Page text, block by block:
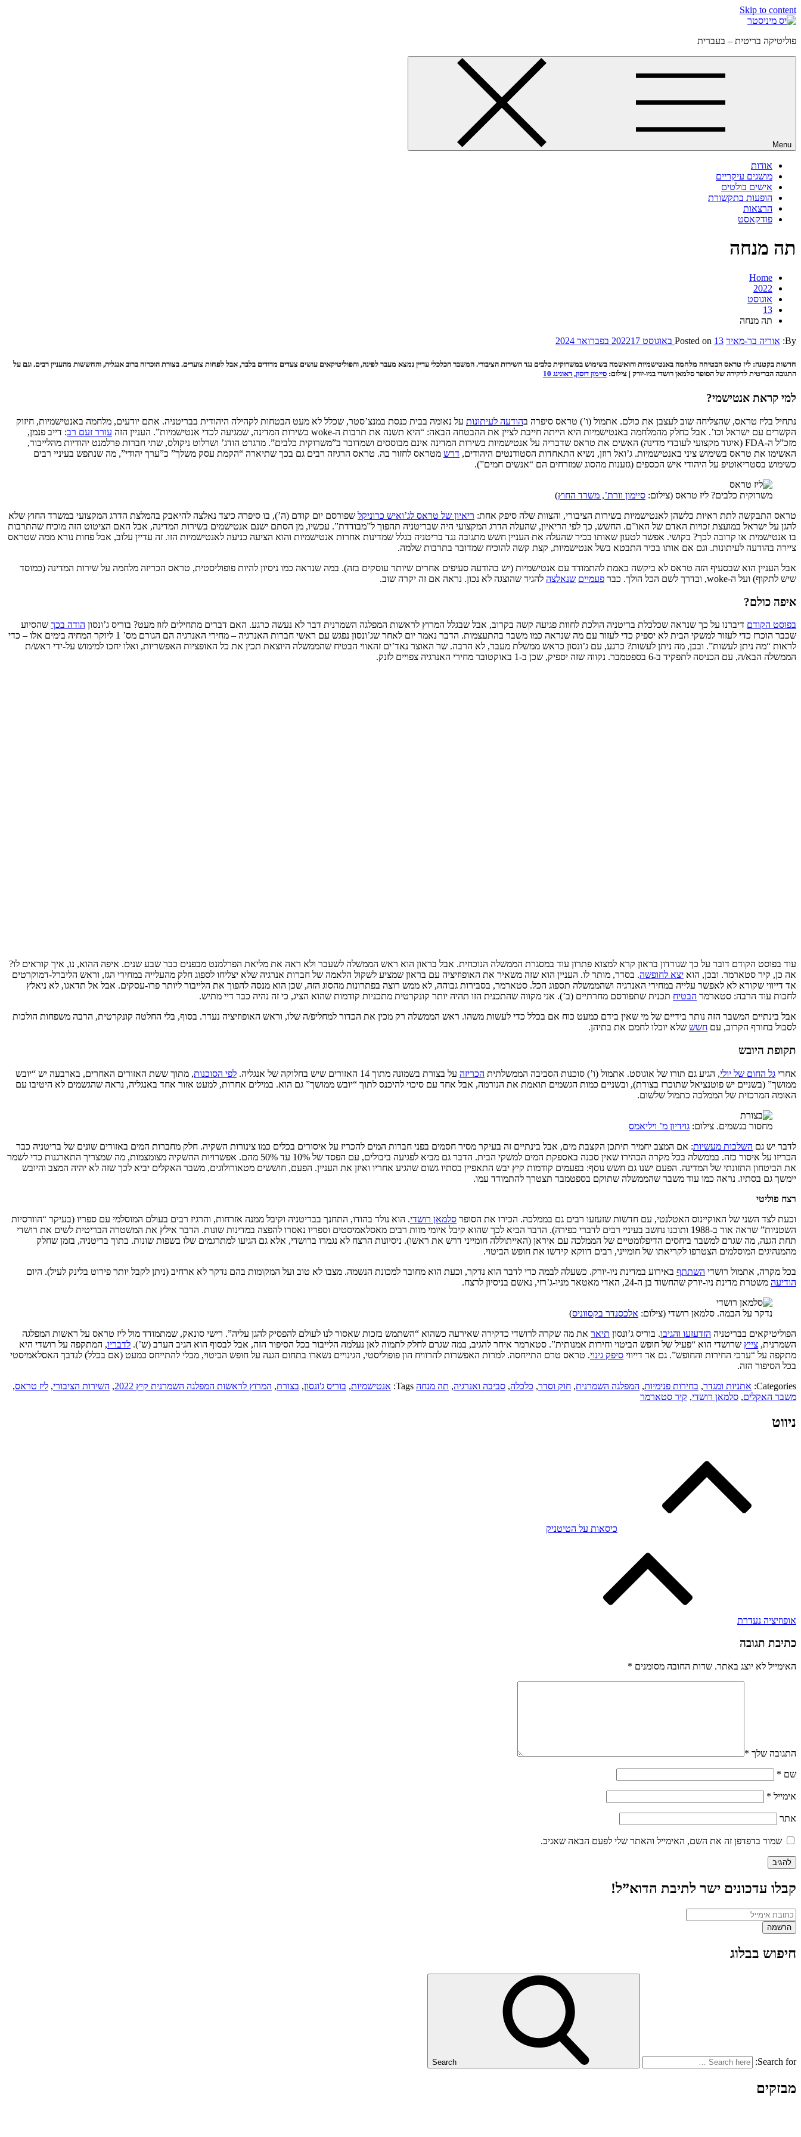
Skip to content
פוליטיקה בריטית – בעברית
Menu
אודות
מושגים עיקריים
אישים בולטים
הופעות בתקשורת
הרצאות
פודקאסט
תה מנחה
Home
2022
אוגוסט
13
תה מנחה
By: אוריה בר-מאיר Posted on 13 באוגוסט 2022 17 בפברואר 2024
חדשות בקטנה: ליז טראס הבטיחה מלחמה באנטישמיות והואשמה בשימוש במשרוקית כלבים נגד השירות הציבורי. המשבר הכלכלי עדיין נמצא מעבר לפינה, והפוליטיקאים עושים צעדים מדודים בלבד, אבל לפחות צועדים. בצורת הוכרזה ברוב אנגליה, והחששות מהעניין רבים. וגם על
התגובה הבריטית לדקירה של הסופר סלמאן רושדי בניו-יורק | צילום: סיימון דוסון, דאונינג 10
למי קראת אנטישמי?
נתחיל בליז טראס, שהצליחה שוב לעצבן את כולם. אתמול (ו’) טראס סיפרה בהודעה לעיתונות על נאומה בבית כנסת במנצ’סטר, שכלל לא מעט הבטחות לקהילה היהודית בבריטניה. אתם יודעים, מלחמה באנטישמיות, חיזוק
הקשרים עם ישראל וכו’. אבל כחלק מהמלחמה באנטישמיות היא הייתה חייבת לציין את ההבטחה הבאה: “היא תשנה את תרבות ה-woke בשירות המדינה, שמגיעה לכדי אנטישמיות”. העניין הזה
עורר זעם רב: דייב פנמן,
מזכ”ל ה-FDA (איגוד מקצועי לעובדי מדינה) האשים את טראס שדבריה על אנטישמיות בשירות המדינה אינם מבוססים ושמדובר ב”משרוקית כלבים”. מרגרט הודג’ ושרלוט ניקולס, שתי חברות פרלמנט יהודיות מהלייבור,
האשימו את טראס בשימוש ציני באנטישמיות. ג’ואל רוזן, נשיא התאחדות הסטודנטים היהודים, דרש מטראס לחזור בה. טראס הרגיזה רבים גם בכך שתיארה “הקמת עסק משלך” כ”ערך יהודי”, מה שנתפש בעיניי רבים
כשימוש בסטריאוטיפ על היהודי איש הכספים (גזענות מהסוג שמזרחים הם “אנשים חמים”).
משרוקית כלבים? ליז טראס (צילום: סיימון וורת’, משרד החוץ)
טראס התבקשה לתת ראיות כלשהן לאנטישמיות בשירות הציבורי, והצוות שלה סיפק אחת: ריאיון של טראס לג’ואיש כרוניקל שפורסם יום קודם (ה’), בו סיפרה כיצד נאלצה להיאבק בהמלצת הדרג המקצועי במשרד החוץ שלא
להגן על ישראל במועצת זכויות האדם של האו”ם. החשש, כך לפי הריאיון, שהעלה הדרג המקצועי היה שבריטניה תהפוך ל”מבודדת”. עכשיו, מן הסתם ישנם אנטישמים בשירות המדינה, אבל האם הציטוט הזה מוכיח שהתרבות
בו אנטישמית או קרובה לכך? בקושי. אפשר לטעון שאותו בכיר שהעלה את העניין חשש מתגובה נגד בריטניה בגלל שמדינות אחרות אנטישמיות והוא הציעה כניעה לאנטישמיות הזו. זה עדיין עלוב, אבל פחות נורא ממה שטראס
ציירה בהודעה לעיתונות. וגם אם אותו בכיר התבטא בשל אנטישמיות, קצת קשה להוכיח שמדובר בתרבות שלמה.
אבל העניין הוא שבסעיף הזה טראס לא ביקשה באמת להתמודד עם אנטישמיות (יש בהודעה סעיפים אחרים שיותר עוסקים בזה). במה שנראה כמו ניסיון להיות פופוליסטית, טראס הכריזה מלחמה על שירות המדינה (כמוסד
שיש לתקוף) ועל ה-woke, ובדרך לשם הכל הולך. כבר
פעמיים שנאלצה להגיד שהוצגה לא נכון. נראה אם זה יקרה שוב.
איפה כולם?
בפוסט הקודם דיברנו על כך שנראה שכלכלת בריטניה הולכת לחוות פגיעה קשה בקרוב, אבל שבגלל המרוץ לראשות המפלגה השמרנית דבר לא נעשה כרגע. האם דברים מתחילים לזוז מעט? בוריס ג’ונסון הודה בכך שהסיוע
שכבר הוכרז כדי לעזור למשקי הבית לא יספיק כדי לעזור עם מה שנראה כמו משבר בהתעצמות. הדבר נאמר יום לאחר שג’ונסון נפגש עם ראשי חברות האנרגיה – מחירי האנרגיה הם הגורם מס’ 1 ליוקר המחיה בימים אלו – כדי
לראות “מה ניתן לעשות”. ובכן, מה ניתן לעשות? כרגע, עם ג’ונסון כראש ממשלת מעבר, לא הרבה. שר האוצר נאד’ים זהאווי הבטיח שהממשלה היוצאת תכין את כל האופציות האפשריות, ואלו יחכו למימוש על-ידי ראש/ת
הממשלה הבא/ה, עם הכניסה לתפקיד ב-6 בספטמבר. נקווה שזה יספיק, שכן ב-1 באוקטובר מחירי האנרגיה צפויים לזנק.
עוד בפוסט הקודם דובר על כך שגורדון בראון קרא למצוא פתרון עוד במסגרת הממשלה הנוכחית. אבל בראון הוא ראש הממשלה לשעבר ולא ראה את מליאת הפרלמנט מבפנים כבר שבע שנים. איפה ההוא, נו, איך קוראים לו?
אה כן, קיר סטארמר. ובכן, הוא יצא לחופשה. בסדר, מותר לו. העניין הוא שזה משאיר את האופוזיציה עם בראון שמציע לשקול הלאמה של חברות אנרגיה שלא יצליחו לספוג חלק מהעלייה במחירי הגז, וראש הליברל-דמוקרטים
אד דייווי שקורא לא לאפשר עלייה במחירי האנרגיה ושהממשלה תספוג הכל. סטארמר, בסבירות גבוהה, לא ממש רוצה בפתרונות מהסוג הזה, שכן הוא מנסה להפוך את הלייבור ליותר פרו-עסקים. אבל אל תדאגו, לא ניאלץ
לחכות עוד הרבה: סטארמר הבטיח תכנית שתפורסם מחרתיים (ב’). אני מקווה שהתכנית הזו תהיה יותר קונקרטית מתכניות קודמות שהוא הציג, כי זה נהיה כבר דיי מתיש.
אבל בינתיים המשבר הזה נותר בידיים של מי שאין בידם כמעט כוח אם בכלל כדי לעשות משהו. ראש הממשלה רק מכין את הכדור למחליפ/ה שלו, וראש האופוזיציה נעדר. בסוף, בלי החלטה קונקרטית, הרבה משפחות הולכות
לסבול בחורף הקרוב, עם חשש שלא יוכלו לחמם את בתיהן.
תקופת היובש
אחרי גל החום של יולי, הגיע גם תורו של אוגוסט. אתמול (ו’) סוכנות הסביבה הממשלתית הכריזה על בצורת בשמונה מתוך 14 האזורים שיש בחלוקה של אנגליה. לפי הסוכנות, מתוך ששת האזורים האחרים, בארבעה יש “יובש
ממושך” (בשניים יש פוטנציאל שתוכרז בצורת), ובשניים כמות הגשמים תואמת את הנורמה, אבל אחד עם סיכוי להיכנס לתוך “יובש ממושך” גם הוא. במילים אחרות, למעט אזור אחד באנגליה, נראה שהגשמים לא היטיבו עם
האומה המרכזית של הממלכה כתמול שלשום.
מחסור בגשמים. צילום: גוידיון מ’ ויליאמס
לדבר יש גם השלכות מעשיות: אם המצב יחמיר תיתכן הקצבת מים, אבל בינתיים זה בעיקר מסיר חסמים בפני חברות המים להכריז על איסורים בכלים כמו צינורות השקיה. חלק מחברות המים באזורים שונים של בריטניה כבר
הכריזו על איסור כזה. בממשלה בכל מקרה הבהירו שאין סכנה באספקת המים למשקי הבית. הדבר גם מביא לפגיעה ביבולים, עם הפסד של 10% עד 50% מהם. אפשרויות ההשקיה מצומצמות, מה שמצריך התארגנות כדי לשמר
את הביטחון התזונתי של המדינה. הפעם ישנו גם חשש נוסף: בפעמים קודמות קיץ יבש התאפיין בסתיו גשום שהגיע אחריו ואיזן את העניין. הפעם, חוששים מטאורולוגים, משבר האקלים יביא לכך שזה לא יהיה המצב והיובש
יימשך גם בסתיו. נראה כמו עוד משבר שהממשלה שתוקם בספטמבר תצטרך להתמודד עמו.
רצח פוליטי
וכעת לצד השני של האוקיינוס האטלנטי, עם חדשות שזעזעו רבים גם בממלכה. הכירו את הסופר סלמאן רושדי. הוא נולד בהודו, התחנך בבריטניה וקיבל ממנה אזרחות, והרגיז רבים בעולם המוסלמי עם ספריו (בעיקר “הוורסיות
השטניות” שראה אור ב-1988 ותוכנו נחשב בעיניי רבים לדברי כפירה). הדבר הביא לכך שהוא קיבל איומי מוות רבים מאסלאמיסטים וספריו נאסרו להפצה במדינות שונות. הדבר אילץ את המשטרה הבריטית לשים את רושדי
תחת הגנה, מה שגרם למשבר ביחסים הדיפלומטיים של הממלכה עם איראן (האייתוללה חומייני דרש את ראשו). ניסיונות הרצח לא נגמרו ברושדי, אלא גם הגיעו למתרגמים שלו בשפות שונות. בתוך בריטניה, בזמן שחלק
מהמנהיגים המוסלמים הצטרפו לקריאתו של חומייני, רבים דווקא קידשו את חופש הביטוי.
בכל מקרה, אתמול רושדי השתתף באירוע במדינת ניו-יורק. כשעלה לבמה כדי לדבר הוא נדקר, וכעת הוא מחובר למכונת הנשמה. מצבו לא טוב ועל המקומות בהם נדקר לא ארחיב (ניתן לקבל יותר פירוט בלינק לעיל). היום
הודיעה משטרת מדינת ניו-יורק שהחשוד בן ה-24, האדי מאטאר מניו-ג’רזי, נאשם בניסיון לרצח.
נדקר על הבמה. סלמאן רושדי (צילום: אלכסנדר בקסווניס)
הפוליטיקאים בבריטניה הזדעזעו והגיבו. בוריס ג’ונסון תיאר את מה שקרה לרושדי כדקירה שאירעה כשהוא “השתמש בזכות שאסור לנו לעולם להפסיק להגן עליה”. רישי סונאק, שמתמודד מול ליז טראס על ראשות המפלגה
השמרנית, צייץ שרושדי הוא “פעיל של חופש הביטוי וחירות אמנותית”. סטארמר איחר להגיב, במה שגרם לחלק לתמוה לאן נעלמה הלייבור בכל הסיפור הזה, אבל לבסוף הוא הגיב הערב (ש’). לדבריו, המתקפה על רושדי היא
מתקפה על “ערכי החירות והחופש”. גם אד דייווי סיפק גינוי. טראס טרם התייחסה. למרות האפשרות להרוויח הון פופוליסטי, הגינויים נשארו בתחום הגנה על חופש הביטוי, מבלי להתייחס כמעט (אם בכלל) לנדבך האסלאמיסטי
בכל הסיפור הזה.
Categories: אתניות ומגדר, בחירות פנימיות, המפלגה השמרנית, חוק וסדר, כלכלה, סביבה ואנרגיה, תה מנחה Tags: אנטישמיות, בוריס ג'ונסון, בצורת, המרוץ לראשות המפלגה השמרנית קיץ 2022 , השירות הציבורי, ליז טראס,
משבר האקלים, סלמאן רושדי, קיר סטארמר
ניווט
כיסאות על הטיטניק
אופוזיציה נעדרת
כתיבת תגובה
האימייל לא יוצג באתר. שדות החובה מסומנים *
התגובה שלך *
שם *
אימייל *
אתר
שמור בדפדפן זה את השם, האימייל והאתר שלי לפעם הבאה שאגיב.
קבלו עדכונים ישר לתיבת הדוא”ל!
חיפוש בבלוג
Search for:
Search
מבזקים